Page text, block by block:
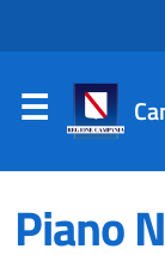
Piano